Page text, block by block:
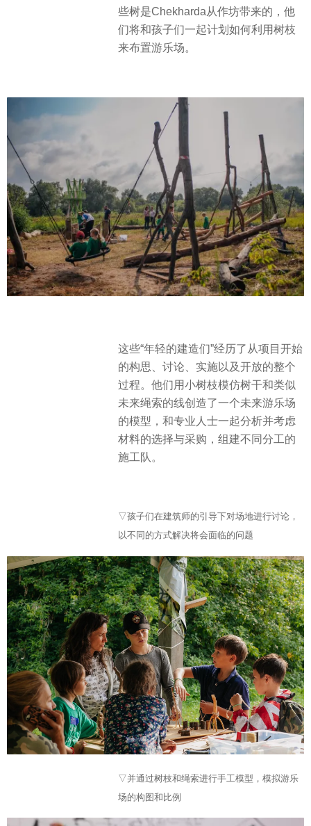
些树是Chekharda从作坊带来的，他
们将和孩子们一起计划如何利用树枝
来布置游乐场。
这些“年轻的建造们”经历了从项目开始
的构思、讨论、实施以及开放的整个
过程。他们用小树枝模仿树干和类似
未来绳索的线创造了一个未来游乐场
的模型，和专业人士一起分析并考虑
材料的选择与采购，组建不同分工的
施工队。
▽孩子们在建筑师的引导下对场地进行讨论，
以不同的方式解决将会面临的问题
▽并通过树枝和绳索进行手工模型，模拟游乐
场的构图和比例